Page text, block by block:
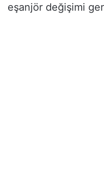
eşanjör değişimi